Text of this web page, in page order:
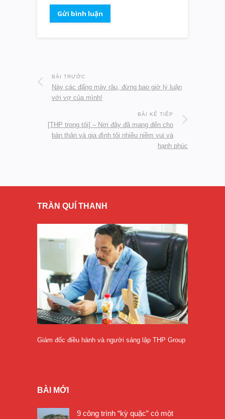
BÀI TRƯỚC
Này các đấng mày râu, đừng bao giờ lý luận
với vợ của mình!
BÀI KẾ TIẾP
[THP trong tôi] – Nơi đây đã mang đến cho
bản thân và gia đình tôi nhiều niềm vui và
hạnh phúc
TRẦN QUÍ THANH
Giám đốc điều hành và người sáng lập THP Group
BÀI MỚI
9 công trình “kỳ quặc” có một